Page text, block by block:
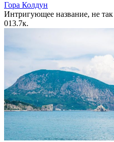
Гора Колдун
Интригующее название, не
013.7к.